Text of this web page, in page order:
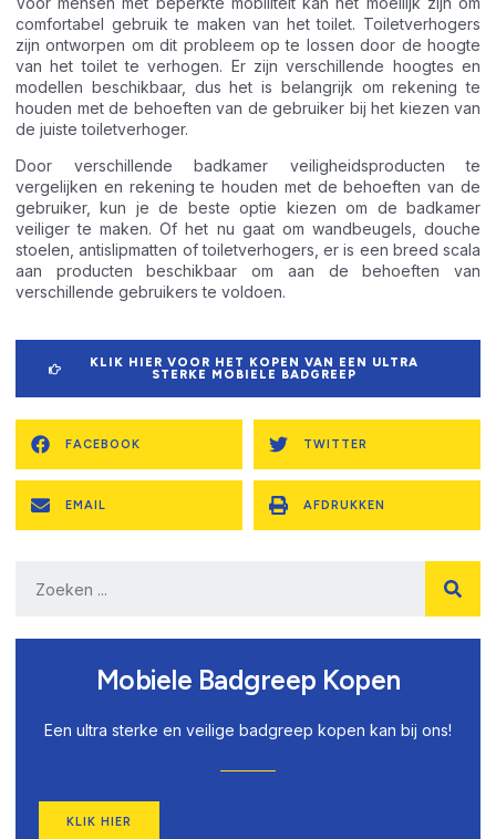
comfortabel gebruik te maken van het toilet. Toiletverhogers
zijn ontworpen om dit probleem op te lossen door de hoogte
van het toilet te verhogen. Er zijn verschillende hoogtes en
modellen beschikbaar, dus het is belangrijk om rekening te
houden met de behoeften van de gebruiker bij het kiezen van
de juiste toiletverhoger.
Door verschillende badkamer veiligheidsproducten te
vergelijken en rekening te houden met de behoeften van de
gebruiker, kun je de beste optie kiezen om de badkamer
veiliger te maken. Of het nu gaat om wandbeugels, douche
stoelen, antislipmatten of toiletverhogers, er is een breed scala
aan producten beschikbaar om aan de behoeften van
verschillende gebruikers te voldoen.
KLIK HIER VOOR HET KOPEN VAN EEN ULTRA
STERKE MOBIELE BADGREEP
FACEBOOK TWITTER
EMAIL AFDRUKKEN
Mobiele Badgreep Kopen
Een ultra sterke en veilige badgreep kopen kan bij ons!
KLIK HIER